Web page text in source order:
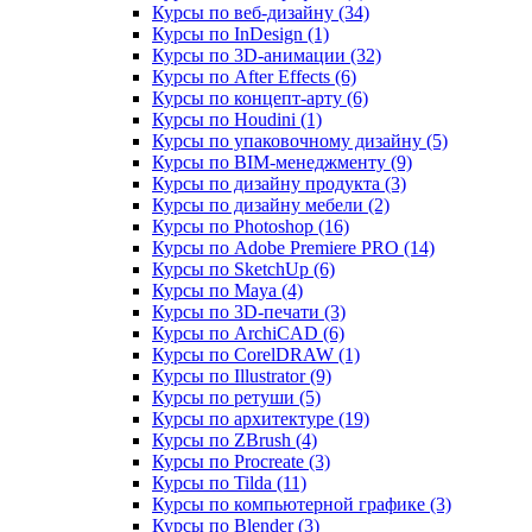
Курсы по веб‑дизайну (34)
Курсы по InDesign (1)
Курсы по 3D‑анимации (32)
Курсы по After Effects (6)
Курсы по концепт‑арту (6)
Курсы по Houdini (1)
Курсы по упаковочному дизайну (5)
Курсы по BIM‑менеджменту (9)
Курсы по дизайну продукта (3)
Курсы по дизайну мебели (2)
Курсы по Photoshop (16)
Курсы по Adobe Premiere PRO (14)
Курсы по SketchUp (6)
Курсы по Maya (4)
Курсы по 3D-печати (3)
Курсы по ArchiCAD (6)
Курсы по CorelDRAW (1)
Курсы по Illustrator (9)
Курсы по ретуши (5)
Курсы по архитектуре (19)
Курсы по ZBrush (4)
Курсы по Procreate (3)
Курсы по Tilda (11)
Курсы по компьютерной графике (3)
Курсы по Blender (3)